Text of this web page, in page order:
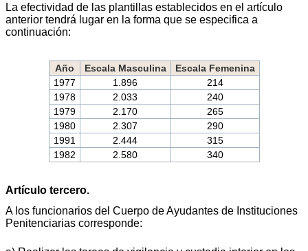
La efectividad de las plantillas establecidos en el artículo
anterior tendrá lugar en la forma que se especifica a
continuación:
Año Escala Masculina
Escala Femenina
1977
1.896
214
1978
2.033
240
1979
2.170
265
1980
2.307
290
1991
2.444
315
1982
2.580 340
Artículo tercero.
A los funcionarios del Cuerpo de Ayudantes de Instituciones
Penitenciarias corresponde: